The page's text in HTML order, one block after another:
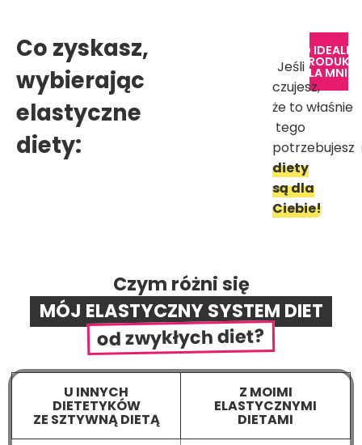
Co zyskasz,
wybierając
elastyczne
diety:
Jeśli
czujesz,
że to właśnie
tego
potrzebujesz
diety
są dla
Ciebie!
TO
PRODUKT
DLA MNIE!
Czym różni się
MÓJ ELASTYCZNY SYSTEM DIET
od zwykłych diet?
U INNYCH
DIETETYKÓW
ZE SZTYWNĄ DIETĄ
Z MOIMI
ELASTYCZNYMI
DIETAMI